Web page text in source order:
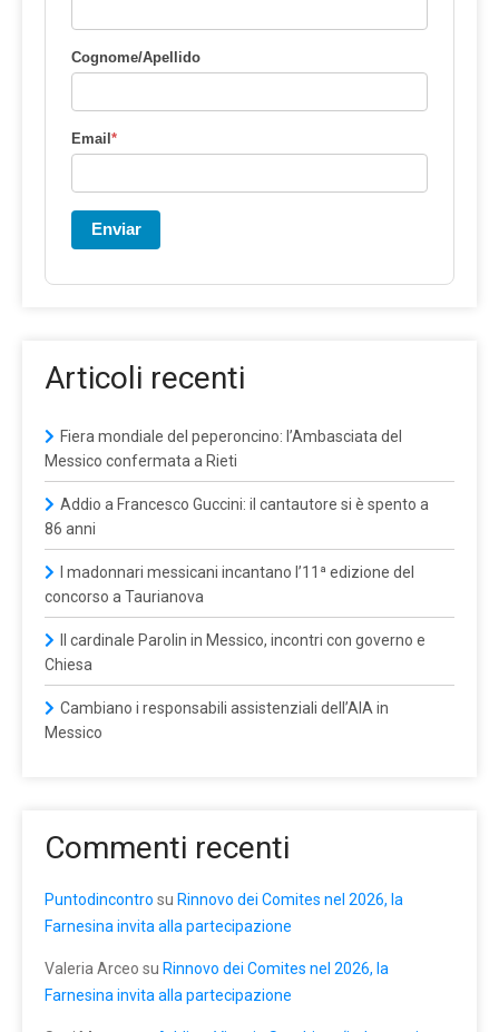
Cognome/Apellido
Email *
Enviar
Articoli recenti
Fiera mondiale del peperoncino: l’Ambasciata del
Messico confermata a Rieti
Addio a Francesco Guccini: il cantautore si è spento a
86 anni
I madonnari messicani incantano l’11ª edizione del
concorso a Taurianova
Il cardinale Parolin in Messico, incontri con governo e
Chiesa
Cambiano i responsabili assistenziali dell’AIA in
Messico
Commenti recenti
Puntodincontro su Rinnovo dei Comites nel 2026, la
Farnesina invita alla partecipazione
Valeria Arceo su Rinnovo dei Comites nel 2026, la
Farnesina invita alla partecipazione